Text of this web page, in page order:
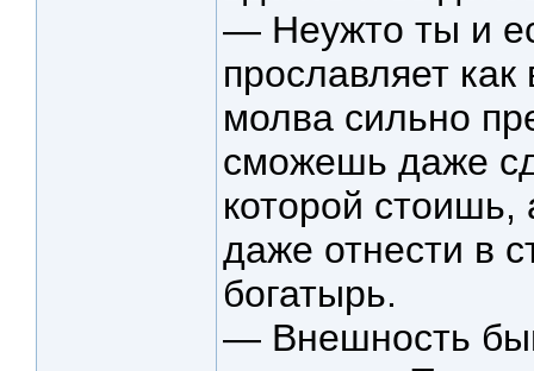
— Неужто ты и
прославляет
молва сильно
сможешь даже
которой стоишь,
даже отнести в
богатырь.
— Внешность